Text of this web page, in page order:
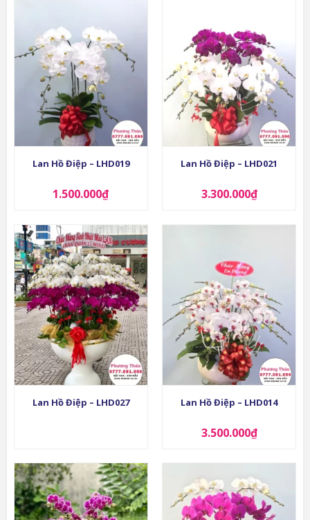
Lan Hồ Điệp – LHD019
1.500.000₫
Lan Hồ Điệp – LHD021
3.300.000₫
Lan Hồ Điệp – LHD027 Lan Hồ Điệp – LHD014
3.500.000₫